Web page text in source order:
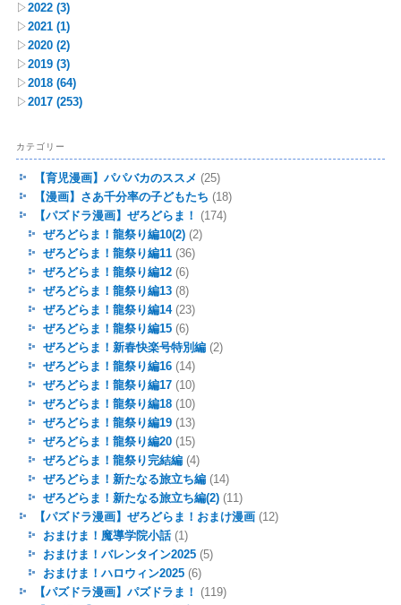
▷2022 (3)
▷2021 (1)
▷2020 (2)
▷2019 (3)
▷2018 (64)
▷2017 (253)
カテゴリー
【育児漫画】パパバカのススメ (25)
【漫画】さあ千分率の子どもたち (18)
【パズドラ漫画】ぜろどらま！
(174)
ぜろどらま！龍祭り編10(2)(2)
ぜろどらま！龍祭り編11(36)
ぜろどらま！龍祭り編12(6)
ぜろどらま！龍祭り編13(8)
ぜろどらま！龍祭り編14(23)
ぜろどらま！龍祭り編15(6)
ぜろどらま！新春快楽号特別編(2)
ぜろどらま！龍祭り編16(14)
ぜろどらま！龍祭り編17(10)
ぜろどらま！龍祭り編18(10)
ぜろどらま！龍祭り編19(13)
ぜろどらま！龍祭り編20(15)
ぜろどらま！龍祭り完結編(4)
ぜろどらま！新たなる旅立ち編(14)
ぜろどらま！新たなる旅立ち編(2)(11)
【パズドラ漫画】ぜろどらま！おまけ漫画(12)
おまけま！魔導学院小話(1)
おまけま！バレンタイン2025(5)
おまけま！ハロウィン2025(6)
【パズドラ漫画】パズドラま！
(119)